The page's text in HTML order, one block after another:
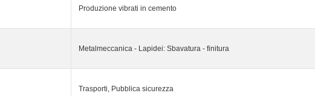
Produzione vibrati in cemento
Metalmeccanica - Lapidei: Sbavatura - finitura
Trasporti, Pubblica sicurezza